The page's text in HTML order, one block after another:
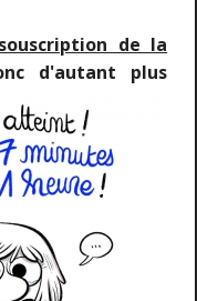
de la
d'autant plus